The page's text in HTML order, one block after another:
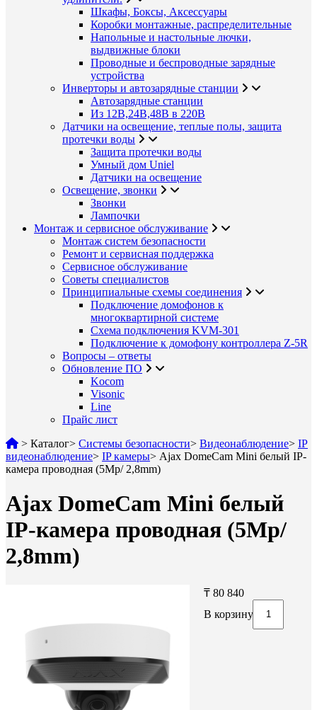
Шкафы, Боксы, Аксессуары
Коробки монтажные, распределительные
Напольные и настольные лючки,
выдвижные блоки
Проводные и беспроводные зарядные
устройства
Инверторы и автозарядные станции
Автозарядные станции
Из 12В,24В,48В в 220В
Датчики на освещение, теплые полы, защита
протечки воды
Защита протечки воды
Умный дом Uniel
Датчики на освещение
Освещение, звонки
Звонки
Лампочки
Монтаж и сервисное обслуживание
Монтаж систем безопасности
Ремонт и сервисная поддержка
Сервисное обслуживание
Советы специалистов
Принципиальные схемы соединения
Подключение домофонов к
многоквартирной системе
Схема подключения KVM-301
Подключение к домофону контроллера Z-5R
Вопросы – ответы
Обновление ПО
Kocom
Visonic
Line
Прайс лист
> Каталог> Системы безопасности> Видеонаблюдение> IP
видеонаблюдение> IP камеры> Ajax DomeCam Mini белый IP-
камера проводная (5Мр/ 2,8mm)
Ajax DomeCam Mini белый
IP-камера проводная (5Мр/
2,8mm)
₸ 80 840
В корзину